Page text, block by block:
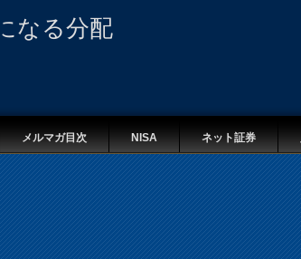
なる分配
メルマガ目次 NISA ネット証券